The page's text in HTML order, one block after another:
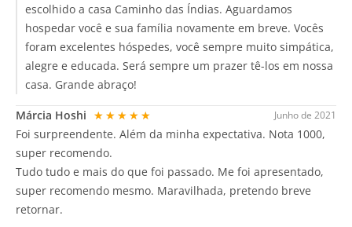
escolhido a casa Caminho das Índias. Aguardamos
hospedar você e sua família novamente em breve. Vocês
foram excelentes hóspedes, você sempre muito simpática,
alegre e educada. Será sempre um prazer tê-los em nossa
casa. Grande abraço!
Junho de 2021
Márcia Hoshi ★★★★★
Foi surpreendente. Além da minha expectativa. Nota 1000,
super recomendo.
Tudo tudo e mais do que foi passado. Me foi apresentado,
super recomendo mesmo. Maravilhada, pretendo breve
retornar.